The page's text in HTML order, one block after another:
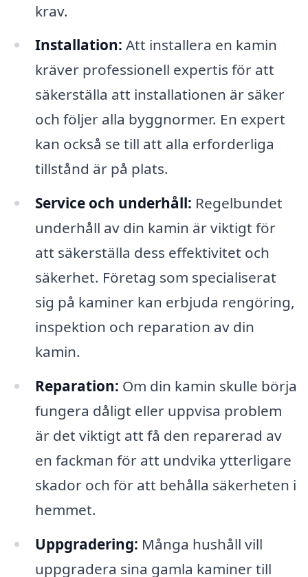
krav.
Installation: Att installera en kamin
kräver professionell expertis för att
säkerställa att installationen är säker
och följer alla byggnormer. En expert
kan också se till att alla erforderliga
tillstånd är på plats.
Service och underhåll: Regelbundet
underhåll av din kamin är viktigt för
att säkerställa dess effektivitet och
säkerhet. Företag som specialiserat
sig på kaminer kan erbjuda rengöring,
inspektion och reparation av din
kamin.
Reparation: Om din kamin skulle börja
fungera dåligt eller uppvisa problem
är det viktigt att få den reparerad av
en fackman för att undvika ytterligare
skador och för att behålla säkerheten i
hemmet.
Uppgradering: Många hushåll vill
uppgradera sina gamla kaminer till